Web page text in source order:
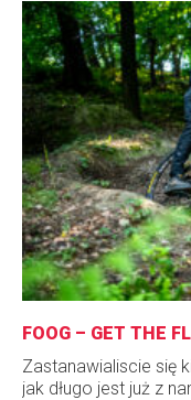
FOOG – GET THE
Zastanawialiscie się
jak długo jest już z